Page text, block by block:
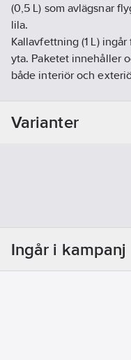
(0,5 L) som avlägsnar
lila.
Kallavfettning (1 L)
yta. Paketet innehåller
både interiör och
stora mängder vatten
Varianter
Ingår i kampanj